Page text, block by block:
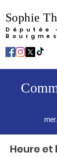
Sophie
Députée
Heure et